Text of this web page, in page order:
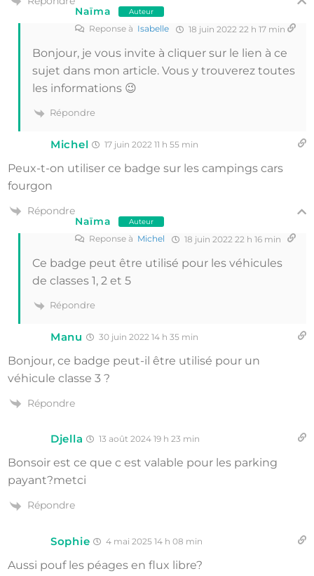
Naïma
Auteur
Reponse à Isabelle 18 juin 2022 22 h 17 min
Bonjour, je vous invite à cliquer sur le lien à ce
sujet dans mon article. Vous y trouverez toutes
les informations 😉
Répondre
Michel 17 juin 2022 11 h 55 min
Peux-t-on utiliser ce badge sur les campings cars
fourgon
Répondre
Naïma
Auteur
Reponse à Michel 18 juin 2022 22 h 16 min
Ce badge peut être utilisé pour les véhicules
de classes 1, 2 et 5
Répondre
Manu 30 juin 2022 14 h 35 min
Bonjour, ce badge peut-il être utilisé pour un
véhicule classe 3 ?
Répondre
Djella 13 août 2024 19 h 23 min
Bonsoir est ce que c est valable pour les parking
payant?metci
Répondre
Sophie 4 mai 2025 14 h 08 min
Aussi pouf les péages en flux libre?